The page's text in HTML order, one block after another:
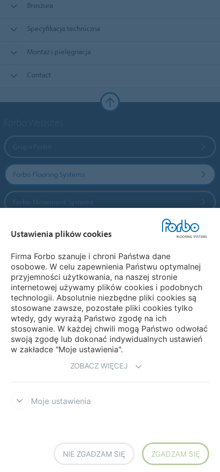
Broszura
Specyfikacja techniczna
Montaż i pielęgnacja
Contact
Forbo Flooring Systems
Wybierz kraj
My Forbo
NEWSLETTER
Ustawienia plików cookies
Firma Forbo szanuje i chroni Państwa dane
osobowe. W celu zapewnienia Państwu optymalnej
przyjemności użytkowania, na naszej stronie
internetowej używamy plików cookies i podobnych
technologii. Absolutnie niezbędne pliki cookies są
stosowane zawsze, pozostałe pliki cookies tylko
wtedy, gdy wyrażą Państwo zgodę na ich
stosowanie. W każdej chwili mogą Państwo odwołać
swoją zgodę lub dokonać indywidualnych ustawień
w zakładce "Moje ustawienia".
ZOBACZ WIĘCEJ
Moje ustawienia
NIE ZGADZAM SIĘ ZGADZAM SIĘ